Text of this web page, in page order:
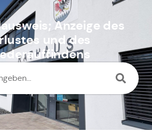
Anzeige des
und des